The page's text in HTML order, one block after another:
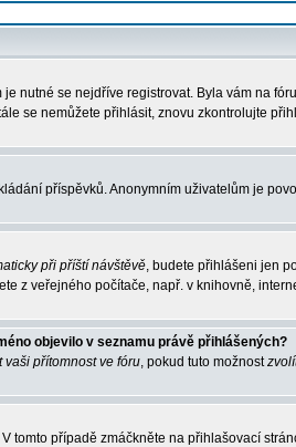
nutné se nejdříve registrovat. Byla vám na
se nemůžete přihlásit, znovu zkontrolujte
příspěvků. Anonymním uživatelům je
při příští návštěvě, budete přihlášeni jen
z veřejného počítače, např. v knihovně,
objevilo v seznamu právě přihlášených?
vaši přítomnost ve fóru, pokud tuto možnost
tomto případě zmáčkněte na přihlašovací